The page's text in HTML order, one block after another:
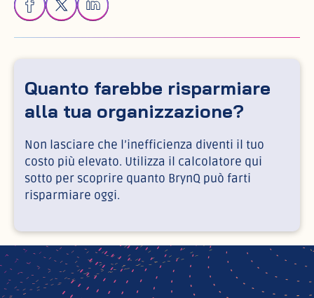
Quanto farebbe risparmiare
alla tua organizzazione?
Non lasciare che l’inefficienza diventi il tuo
costo più elevato. Utilizza il calcolatore qui
sotto per scoprire quanto BrynQ può farti
risparmiare oggi.